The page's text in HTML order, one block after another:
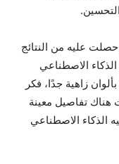
عليه من النتائج
الاصطناعي
زاهية جدًا، فكر
هناك تفاصيل معينة
الذكاء الاصطناعي